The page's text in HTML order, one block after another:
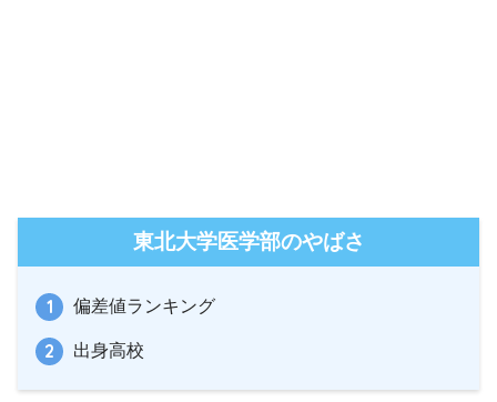
東北大学医学部のやばさ
偏差値ランキング
出身高校